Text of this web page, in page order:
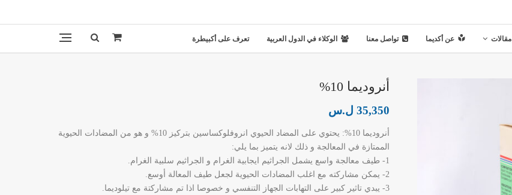
مقالات عن أكديما تواصل معنا الوكلاء في الدول العربية تعرف على أكبيطرة
أنروديما 10%
35,350 ل.س
أنروديما 10%: يحتوي على المضاد الحيوي انروفلوكساسين بتركيز 10% و هو من المضادات الحيوية
الممتازة في المعالجة و ذلك لانه يتميز بما يلي:
1- طيف معالجة واسع يشمل الجراثيم ايجابية الغرام و الجراثيم سلبية الغرام.
2- يمكن مشاركته مع اغلب المضادات الحيوية لجعل طيف المعالة أوسع.
3- يبدي تاثير كبير على التهابات الجهاز التنفسي و خصوصا اذا تم مشاركتة مع تيلوديما.